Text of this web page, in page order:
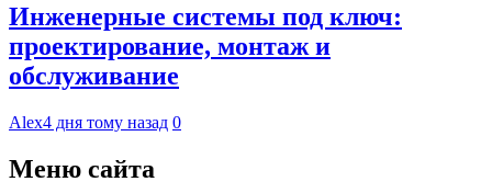
Инженерные системы под ключ:
проектирование, монтаж и
обслуживание
Alex4 дня тому назад 0
Меню сайта